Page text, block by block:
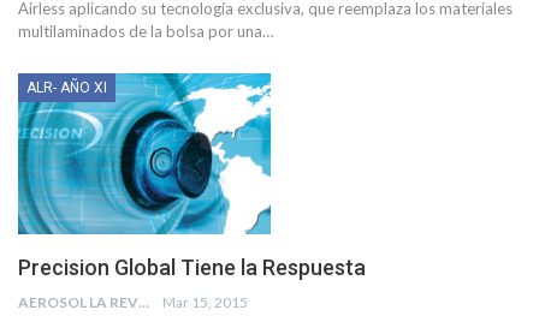
Airless aplicando su tecnología exclusiva, que reemplaza los materiales
multilaminados de la bolsa por una…
ALR- AÑO XI
Precision Global Tiene la Respuesta
AEROSOL LA REVISTA Mar 15, 2015